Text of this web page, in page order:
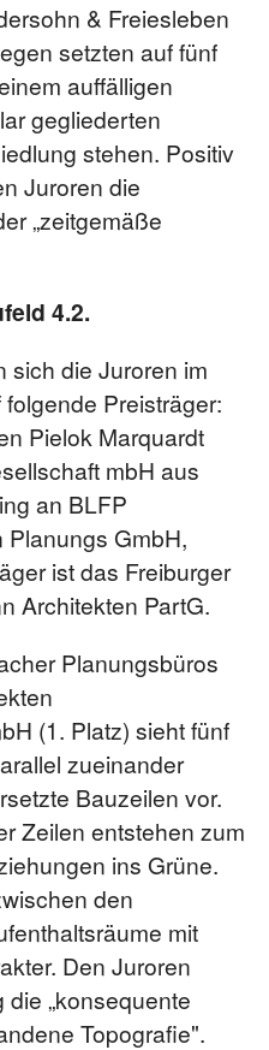
& Freiesleben
setzten auf fünf
auffälligen
gegliederten
stehen. Positiv
Juroren die
„zeitgemäße
4.2.
sich die Juroren im
Preisträger:
Pielok Marquardt
mbH aus
an BLFP
Planungs GmbH,
ist das Freiburger
Architekten PartG.
Planungsbüros
(1. Platz) sieht fünf
zueinander
Bauzeilen vor.
Zeilen entstehen zum
ins Grüne.
den
mit
Den Juroren
„konsequente
Topografie".